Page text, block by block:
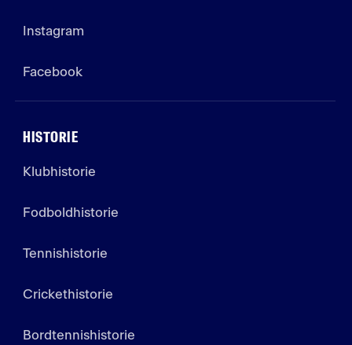
Instagram
Facebook
HISTORIE
Klubhistorie
Fodboldhistorie
Tennishistorie
Crickethistorie
Bordtennishistorie